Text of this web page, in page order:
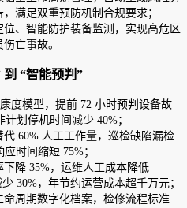
满足双重预防机制合规要求；
位、智能防护装备监测，实现高危区
亡事故。
“智能预判”
度模型，提前 72 小时预判设备故
划停机时间减少 40%；
代 60% 人工工作量，巡检缺陷漏检
时间缩短 75%；
下降 35%，运维人工成本降低
30%，年节约运营成本超千万元；
命周期数字化档案，检修流程标准